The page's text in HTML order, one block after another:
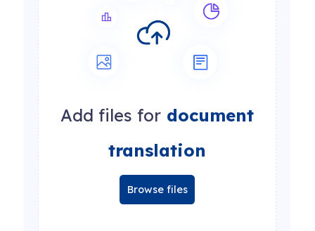
Add files for document
translation
Browse files